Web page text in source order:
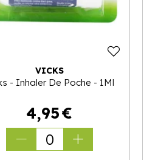
VICKS
- Inhaler De Poche - 1Ml
4,95€
0